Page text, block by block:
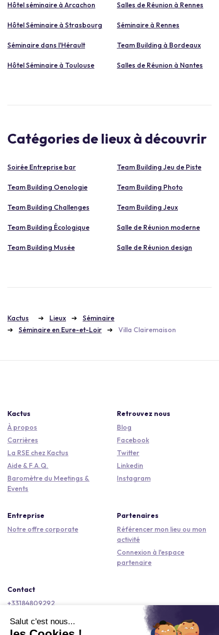
Hôtel séminaire à Arcachon Salles de Réunion à Rennes
Hôtel Séminaire à Strasbourg Séminaire à Rennes
Séminaire dans l'Hérault Team Building à Bordeaux
Hôtel Séminaire à Toulouse Salles de Réunion à Nantes
Catégories de lieux à découvrir
Soirée Entreprise bar Team Building Jeu de Piste
Team Building Oenologie Team Building Photo
Team Building Challenges Team Building Jeux
Team Building Écologique Salle de Réunion moderne
Team Building Musée Salle de Réunion design
Kactus Lieux
Séminaire
Séminaire en Eure-et-Loir
Villa Clairemaison
Kactus
À propos
Carrières
La RSE chez Kactus
Aide & F.A.Q.
Baromètre du Meetings &
Events
Retrouvez nous
Blog
Facebook
Twitter
Linkedin
Instagram
Entreprise
Notre offre corporate
Partenaires
Référencer mon lieu ou mon
activité
Connexion à l'espace
partenaire
Contact
+33184809292